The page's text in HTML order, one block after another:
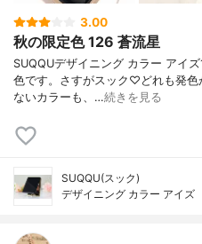
3.00
秋の限定色 126 蒼流星
SUQQUデザイニング カラー アイ
色です。さすがスック♡どれも発
ないカラーも、…続きを見る
SUQQU(スック)
デザイニング カラー アイズ